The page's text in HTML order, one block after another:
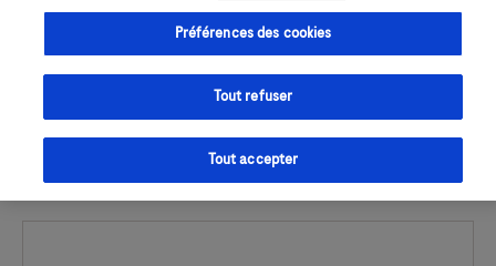
Préférences des cookies
Tout refuser
Tout accepter